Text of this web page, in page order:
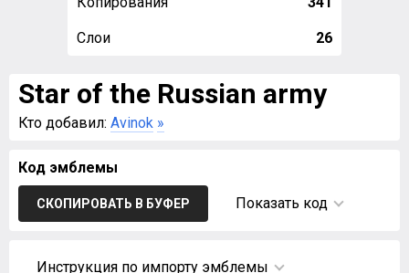
Слои 26
Star of the Russian army
Кто добавил: Avinok »
Код эмблемы
СКОПИРОВАТЬ В БУФЕР Показать код
Инструкция по импорту эмблемы